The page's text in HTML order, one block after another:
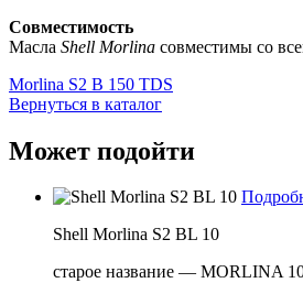
Совместимость
Масла Shell Morlina совместимы со
Morlina S2 B 150 TDS
Вернуться в каталог
Может подойти
Shell Morlina S2 BL 10
старое название — MORLINA